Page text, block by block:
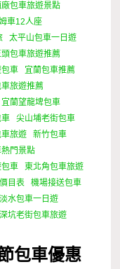
包車旅遊景點
車12人座
太平山包車一日遊
包車旅遊推薦
車
宜蘭包車推薦
旅遊推薦
宜蘭望龍埤包車
尖山埔老街包車
旅遊
新竹包車
門景點
車
東北角包車旅遊
目表
機場接送包車
淡水包車一日遊
深坑老街包車旅遊
包車優惠